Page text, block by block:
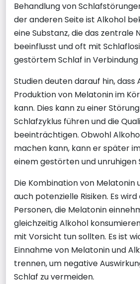
Behandlung von
der anderen Seite ist Alkohol
eine Substanz, die das zentrale
beeinflusst und oft mit
gestörtem Schlaf in
Studien deuten darauf hin, dass
Produktion von Melatonin im
kann. Dies kann zu einer
Schlafzyklus führen und die
beeinträchtigen. Obwohl
machen kann, kann er später
einem gestörten und unruhigen
Die Kombination von Melatonin
auch potenzielle Risiken. Es
Personen, die Melatonin
gleichzeitig Alkohol
mit Vorsicht tun sollten. Es ist
Einnahme von Melatonin und
trennen, um negative
Schlaf zu vermeiden.